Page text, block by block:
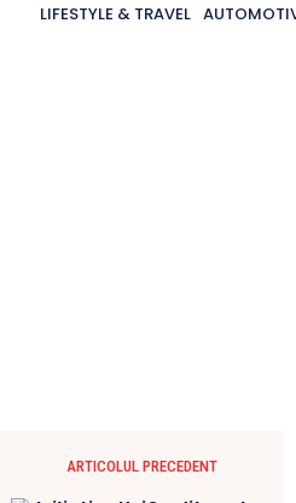
LIFESTYLE & TRAVEL
ARTICOLUL PRECEDENT